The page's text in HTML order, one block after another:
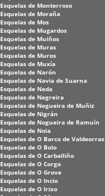
Esquelas de Monterroso
Esquelas de Moraña
Esquelas de Mos
Esquelas de Mugardos
Esquelas de Muiños
Esquelas de Muras
Esquelas de Muros
Esquelas de Muxía
Esquelas de Narón
Esquelas de Navia de Suarna
Esquelas de Neda
Esquelas de Negreira
Esquelas de Negueira de Muñiz
Esquelas de Nigrán
Esquelas de Nogueira de Ramuín
Esquelas de Noia
Esquelas de O Barco de Valdeorras
Esquelas de O Bolo
Esquelas de O Carballiño
Esquelas de O Corgo
Esquelas de O Grove
Esquelas de O Incio
Esquelas de O Irixo